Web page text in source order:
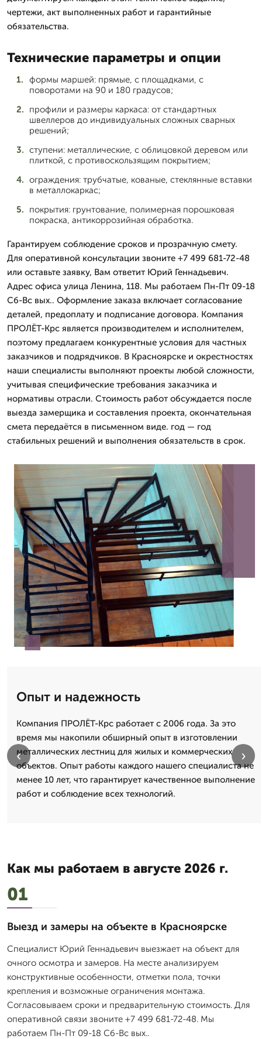
чертежи, акт выполненных работ и гарантийные
обязательства.
Технические параметры и опции
формы маршей: прямые, с площадками, с
поворотами на 90 и 180 градусов;
профили и размеры каркаса: от стандартных
швеллеров до индивидуальных сложных сварных
решений;
ступени: металлические, с облицовкой деревом или
плиткой, с противоскользящим покрытием;
ограждения: трубчатые, кованые, стеклянные вставки
в металлокаркас;
покрытия: грунтование, полимерная порошковая
покраска, антикоррозийная обработка.
Гарантируем соблюдение сроков и прозрачную смету.
Для оперативной консультации звоните +7 499 681-72-48
или оставьте заявку, Вам ответит Юрий Геннадьевич.
Адрес офиса улица Ленина, 118. Мы работаем Пн-Пт 09-18
Сб-Вс вых.. Оформление заказа включает согласование
деталей, предоплату и подписание договора. Компания
ПРОЛЁТ-Крс является производителем и исполнителем,
поэтому предлагаем конкурентные условия для частных
заказчиков и подрядчиков. В Красноярске и окрестностях
наши специалисты выполняют проекты любой сложности,
учитывая специфические требования заказчика и
нормативы отрасли. Стоимость работ обсуждается после
выезда замерщика и составления проекта, окончательная
смета передаётся в письменном виде. год — год
стабильных решений и выполнения обязательств в срок.
Опыт и надежность
Компания ПРОЛЁТ-Крс работает с 2006 года. За это
время мы накопили обширный опыт в изготовлении
металлических лестниц для жилых и коммерческих
объектов. Опыт работы каждого нашего специалиста не
менее 10 лет, что гарантирует качественное выполнение
работ и соблюдение всех технологий.
‹ ›
Как мы работаем в августе 2026 г.
01
Выезд и замеры на объекте в Красноярске
Специалист Юрий Геннадьевич выезжает на объект для
очного осмотра и замеров. На месте анализируем
конструктивные особенности, отметки пола, точки
крепления и возможные ограничения монтажа.
Согласовываем сроки и предварительную стоимость. Для
оперативной связи звоните +7 499 681-72-48. Мы
работаем Пн-Пт 09-18 Сб-Вс вых..